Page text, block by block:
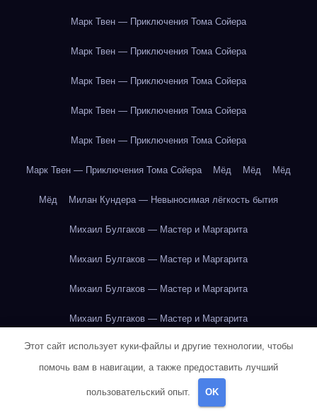
Марк Твен — Приключения Тома Сойера
Марк Твен — Приключения Тома Сойера
Марк Твен — Приключения Тома Сойера
Марк Твен — Приключения Тома Сойера
Марк Твен — Приключения Тома Сойера
Марк Твен — Приключения Тома Сойера Мёд Мёд Мёд
Мёд Милан Кундера — Невыносимая лёгкость бытия
Михаил Булгаков — Мастер и Маргарита
Михаил Булгаков — Мастер и Маргарита
Михаил Булгаков — Мастер и Маргарита
Михаил Булгаков — Мастер и Маргарита
Михаил Булгаков — Мастер и Маргарита
Михаил Булгаков — Мастер и Маргарита
Михаил Булгаков — Мастер и Маргарита
Этот сайт использует куки-файлы и другие технологии, чтобы
помочь вам в навигации, а также предоставить лучший
пользовательский опыт. OK